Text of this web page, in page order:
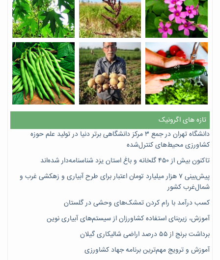
تازه های اگرونیک
دانشگاه تهران در جمع ۳ مرکز دانشگاهی برتر دنیا در تولید علم حوزه
کشاورزی محیط‌های کنترل‌شده
تاکنون بیش از ۴۵۰ گلخانه و باغ استان یزد شناسنامه‌دار شده‌اند
پیش‌بینی ۷‌ هزار میلیارد تومان اعتبار برای طرح آبیاری و زهکشی غرب و
شمال‌غرب کشور
کسب درآمد با رام کردن تمشک‌های وحشی در گلستان
آموزش، زیربنای استفاده کشاورزان از سیستم‌های آبیاری نوین
برداشت برنج از ۵۵ درصد اراضی شالیکاری گیلان
آموزش و ترویج مهم‌ترین برنامه جهاد کشاورزی